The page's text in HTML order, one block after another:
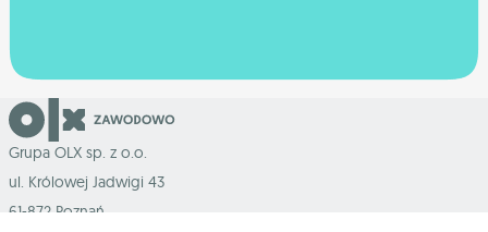
Grupa OLX sp. z o.o.
ul. Królowej Jadwigi 43
61-872 Poznań